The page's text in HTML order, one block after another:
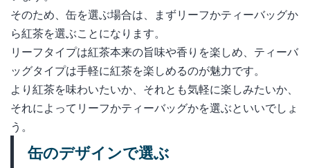
そのため、缶を選ぶ場合は、まずリーフかティーバッグか
ら紅茶を選ぶことになります。
リーフタイプは紅茶本来の旨味や香りを楽しめ、ティーバ
ッグタイプは手軽に紅茶を楽しめるのが魅力です。
より紅茶を味わいたいか、それとも気軽に楽しみたいか、
それによってリーフかティーバッグかを選ぶといいでしょ
う。
缶のデザインで選ぶ